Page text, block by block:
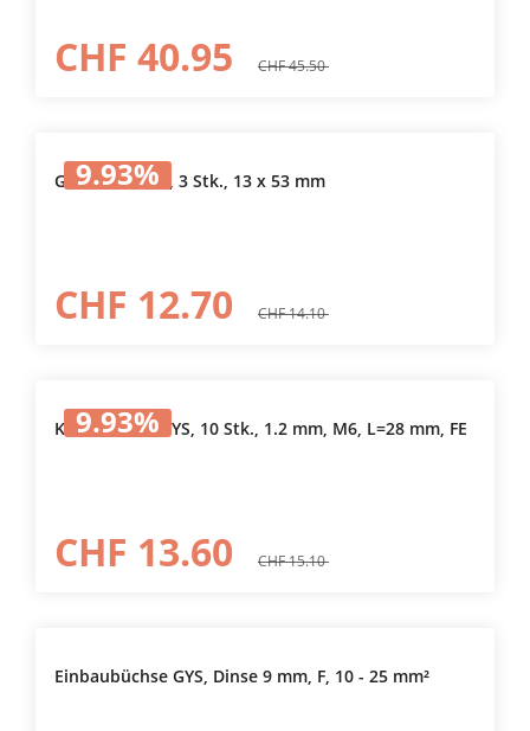
CHF 40.95 CHF 45.50
9.93%
Gasdüsen GYS, 3 Stk., 13 x 53 mm
CHF 12.70 CHF 14.10
9.93%
Kontaktrohr GYS, 10 Stk., 1.2 mm, M6, L=28 mm, FE
CHF 13.60 CHF 15.10
Einbaubüchse GYS, Dinse 9 mm, F, 10 - 25 mm²